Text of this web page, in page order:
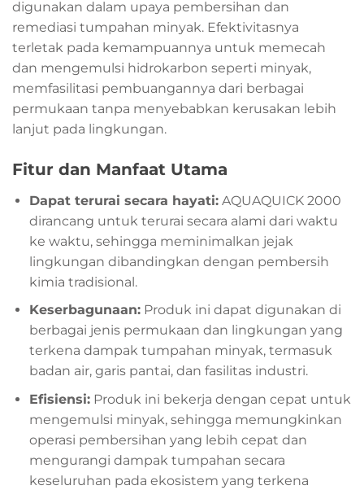
digunakan dalam upaya pembersihan dan
remediasi tumpahan minyak. Efektivitasnya
terletak pada kemampuannya untuk memecah
dan mengemulsi hidrokarbon seperti minyak,
memfasilitasi pembuangannya dari berbagai
permukaan tanpa menyebabkan kerusakan lebih
lanjut pada lingkungan.
Fitur dan Manfaat Utama
Dapat terurai secara hayati:AQUAQUICK 2000
dirancang untuk terurai secara alami dari waktu
ke waktu, sehingga meminimalkan jejak
lingkungan dibandingkan dengan pembersih
kimia tradisional.
Keserbagunaan:Produk ini dapat digunakan di
berbagai jenis permukaan dan lingkungan yang
terkena dampak tumpahan minyak, termasuk
badan air, garis pantai, dan fasilitas industri.
Efisiensi:Produk ini bekerja dengan cepat untuk
mengemulsi minyak, sehingga memungkinkan
operasi pembersihan yang lebih cepat dan
mengurangi dampak tumpahan secara
keseluruhan pada ekosistem yang terkena